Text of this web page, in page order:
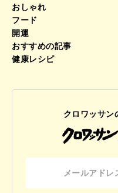
おしゃれ
フード
開運
おすすめの記事
健康レシピ
クロワッサン